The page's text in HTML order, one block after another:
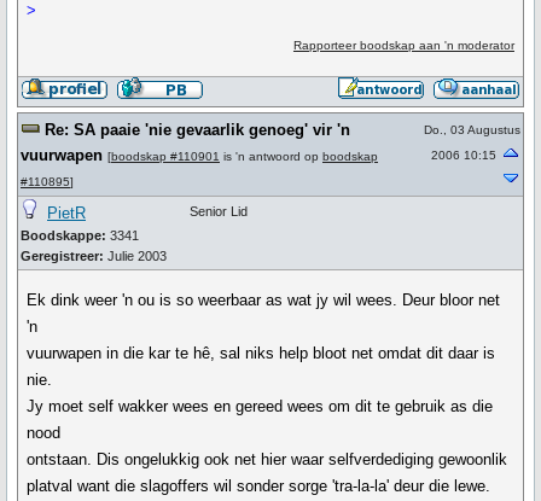
>
Rapporteer boodskap aan 'n moderator
Re: SA paaie 'nie gevaarlik genoeg' vir 'n
vuurwapen [boodskap #110901 is 'n antwoord op boodskap
#110895]
Do., 03 Augustus
2006 10:15
PietR
Boodskappe: 3341
Geregistreer: Julie 2003
Senior Lid
Ek dink weer 'n ou is so weerbaar as wat jy wil wees. Deur bloor net
'n
vuurwapen in die kar te hê, sal niks help bloot net omdat dit daar is
nie.
Jy moet self wakker wees en gereed wees om dit te gebruik as die
nood
ontstaan. Dis ongelukkig ook net hier waar selfverdediging gewoonlik
platval want die slagoffers wil sonder sorge 'tra-la-la' deur die lewe.